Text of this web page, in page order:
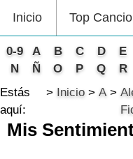
Inicio Top
0-9 A B C D E
N
Ñ O P Q R
Estás
aquí:
Inicio A
Mis